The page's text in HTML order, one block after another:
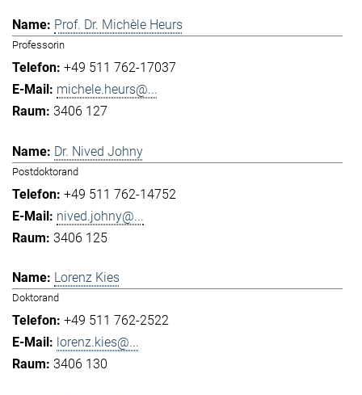
Prof. Dr. Michèle Heurs
Professorin
+49 511 762-17037
michele.heurs@...
3406 127
Dr. Nived Johny
Postdoktorand
+49 511 762-14752
nived.johny@...
3406 125
Lorenz Kies
Doktorand
+49 511 762-2522
lorenz.kies@...
3406 130